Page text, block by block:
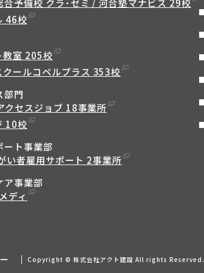
合予備校 クラ･ゼミ / 河合塾マナビス 29校
46校
教室 205校
クールコペルプラス 353校
部門
クセスジョブ 18事業所
10校
ート事業部
い者雇用サポート 2事業所
ア事業部
ディ
Copyright © 株式会社アクト建設 All rights Reserved.